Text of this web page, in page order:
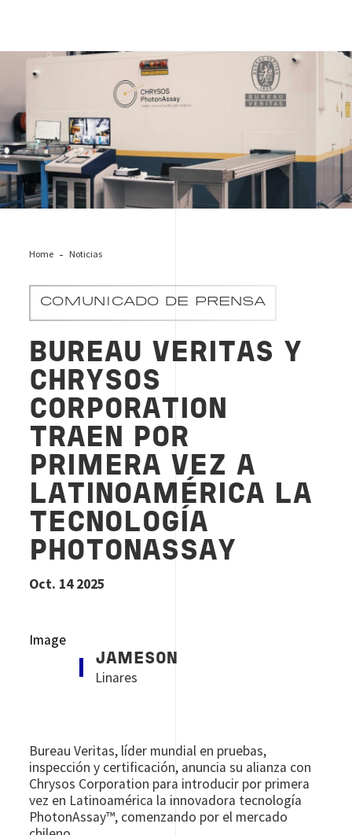
PHOTONASSAY
Home Noticias
COMUNICADO DE PRENSA
BUREAU VERITAS Y
CHRYSOS
CORPORATION
TRAEN POR
PRIMERA VEZ A
LATINOAMÉRICA LA
TECNOLOGÍA
PHOTONASSAY
Oct. 14 2025
Image
JAMESON
Linares
Bureau Veritas, líder mundial en pruebas,
inspección y certificación, anuncia su alianza con
Chrysos Corporation para introducir por primera
vez en Latinoamérica la innovadora tecnología
PhotonAssay™, comenzando por el mercado